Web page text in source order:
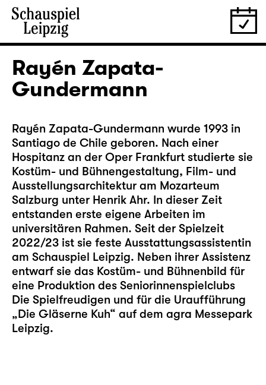
Rayén Zapata-
Gundermann
Rayén Zapata-Gundermann wurde 1993 in
Santiago de Chile geboren. Nach einer
Hospitanz an der Oper Frankfurt studierte sie
Kostüm- und Bühnengestaltung, Film- und
Ausstellungsarchitektur am Mozarteum
Salzburg unter Henrik Ahr. In dieser Zeit
entstanden erste eigene Arbeiten im
universitären Rahmen. Seit der Spielzeit
2022/23 ist sie feste Ausstattungsassistentin
am Schauspiel Leipzig. Neben ihrer Assistenz
entwarf sie das Kostüm- und Bühnenbild für
eine Produktion des Seniorinnenspielclubs
Die Spielfreudigen und für die Uraufführung
„Die Gläserne Kuh“ auf dem agra Messepark
Leipzig.